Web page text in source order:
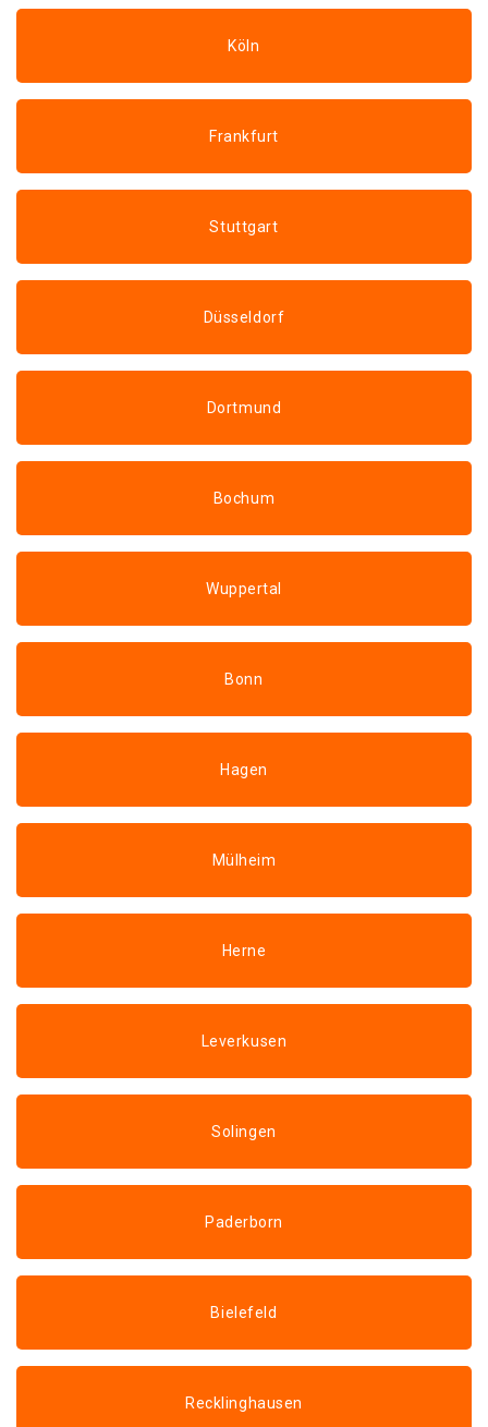
Köln
Frankfurt
Stuttgart
Düsseldorf
Dortmund
Bochum
Wuppertal
Bonn
Hagen
Mülheim
Herne
Leverkusen
Solingen
Paderborn
Bielefeld
Recklinghausen